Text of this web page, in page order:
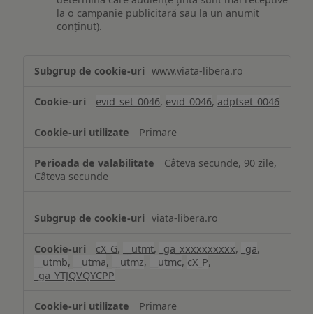
la o campanie publicitară sau la un anumit
conținut).
Măsurare
analiză
www.viata-libera.ro
evid_set_0046, evid_0046, adptset_0046
Primare
Câteva secunde, 90 zile,
Câteva secunde
viata-libera.ro
cX_G, __utmt, _ga_xxxxxxxxxx, _ga,
__utmb, __utma, __utmz, __utmc, cX_P,
_ga_YTJQVQYCPP
Primare